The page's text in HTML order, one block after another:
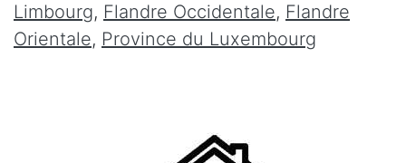
Limbourg, Flandre Occidentale, Flandre
Orientale, Province du Luxembourg